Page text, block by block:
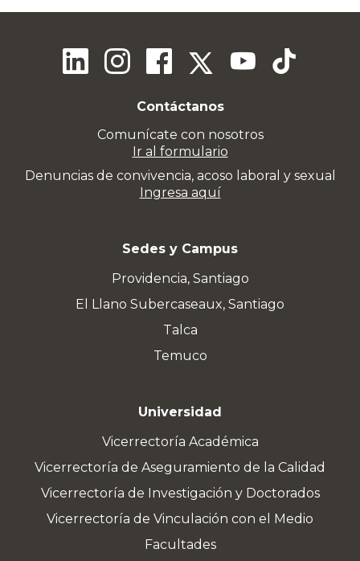
Contáctanos
Comunícate con nosotros
Ir al formulario
Denuncias de convivencia, acoso laboral y sexual
Ingresa aquí
Sedes y Campus
Providencia, Santiago
El Llano Subercaseaux, Santiago
Talca
Temuco
Universidad
Vicerrectoría Académica
Vicerrectoría de Aseguramiento de la Calidad
Vicerrectoría de Investigación y Doctorados
Vicerrectoría de Vinculación con el Medio
Facultades